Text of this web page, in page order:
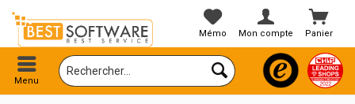
Panier
Mémo Mon compte
Menu